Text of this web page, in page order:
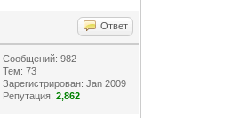
Ответ
Сообщений: 982
Тем: 73
Зарегистрирован: Jan 2009
Репутация:2,862